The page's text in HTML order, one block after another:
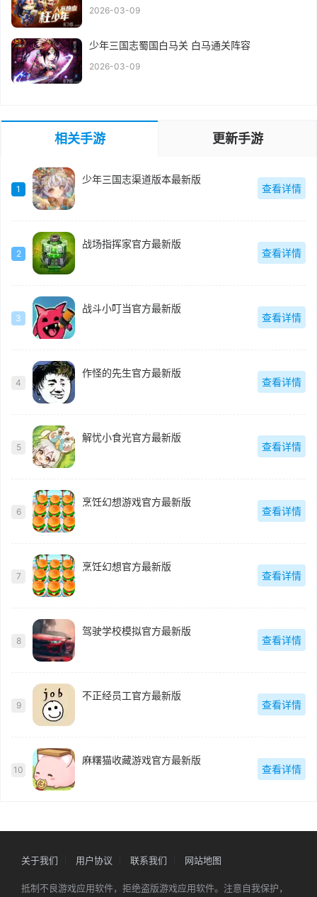
2026-03-09
少年三国志蜀国白马关 白马通关阵容
2026-03-09
相关手游 更新手游
1
少年三国志渠道版本最新版
查看详情
2
战场指挥家官方最新版
查看详情
3
战斗小叮当官方最新版
查看详情
4
作怪的先生官方最新版
查看详情
5
解忧小食光官方最新版
查看详情
6
烹饪幻想游戏官方最新版
查看详情
7
烹饪幻想官方最新版
查看详情
8
驾驶学校模拟官方最新版
查看详情
9
不正经员工官方最新版
查看详情
10
麻糬猫收藏游戏官方最新版
查看详情
关于我们 用户协议 联系我们 网站地图
抵制不良游戏应用软件，拒绝盗版游戏应用软件。注意自我保护，